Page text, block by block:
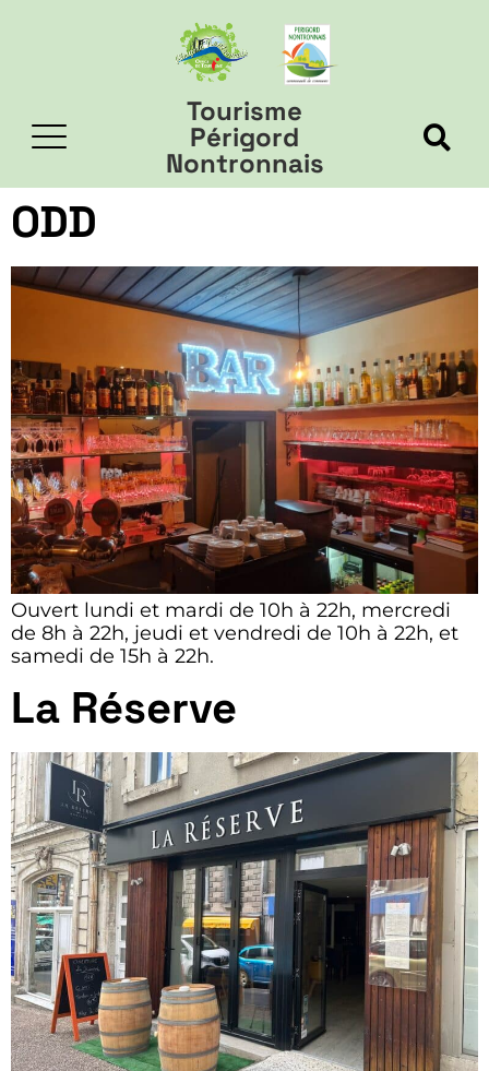
Tourisme
Périgord
Nontronnais
ODD
Ouvert lundi et mardi de 10h à 22h, mercredi
de 8h à 22h, jeudi et vendredi de 10h à 22h, et
samedi de 15h à 22h.
La Réserve